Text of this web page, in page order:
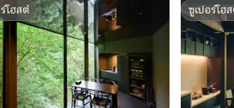
โฮสต์
โฮสต์
ซูเปอร์โฮ
ซูเปอร์โฮ